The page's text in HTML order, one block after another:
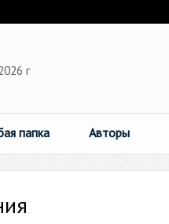
г
папка Авторы